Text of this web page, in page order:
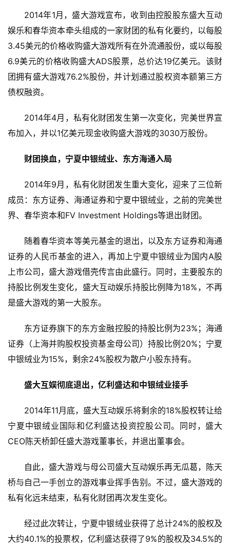
首
页
游
界
游
2014年1月，盛大游戏宣布，收到由控股股东盛大互动
娱乐和春华资本牵头组成的一家财团的私有化要约，以每股
3.45美元的价格收购盛大游戏所有在外流通股份，或以每股
6.9美元的价格收购盛大ADS股票，总价达19亿美元。该财
团拥有盛大游戏76.2%股份，并计划通过股权资本额第三方
债权融资。
2014年4月，私有化财团发生第一次变化，完美世界宣
布加入，并以1亿美元现金收购盛大游戏的3030万股份。
财团换血，宁夏中银绒业、东方海通入局
2014年9月，私有化财团发生重大变化，迎来了三位新
成员：东方证券、海通证券和宁夏中银绒业，之前的完美世
界、春华资本和FV Investment Holdings等退出财团。
随着春华资本等美元基金的退出，以及东方证券和海通
证券的人民币基金的进入，再加上宁夏中银绒业为国内A股
上市公司，盛大游戏借壳传言由此盛行。同时，主要股东的
持股比例发生变化，盛大互动娱乐持股比例降为18%，不再
是盛大游戏的第一大股东。
东方证券旗下的东方金融控股的持股比例为23%；海通
证券（上海并购股权投资基金母公司）持股比例20%；宁夏
中银绒业为15%，剩余24%股权为散户小股东持有。
盛大互娱彻底退出，亿利盛达和中银绒业接手
2014年11月底，盛大互动娱乐将剩余的18%股权转让给
宁夏中银绒业国际和亿利盛达投资控股公司。同时，盛大
CEO陈天桥卸任盛大游戏董事长，并退出董事会。
自此，盛大游戏与母公司盛大互动娱乐再无瓜葛，陈天
桥与自己一手创立的游戏事业挥手告别。不过，盛大游戏的
私有化远未结束，私有化财团再次发生变化。
经过此次转让，宁夏中银绒业获得了总计24%的股权及
大约40.1%的投票权，亿利盛达获得了9%的股权及34.5%的